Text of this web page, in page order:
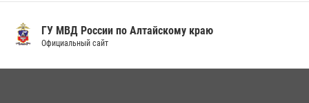
ГУ МВД России по Алтайскому краю
Официальный сайт